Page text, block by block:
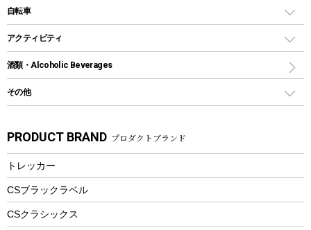
グランドシート
ガイドロープ
ツール
焚き火台&ストーブ
火起こし
バーベキューツール
クッキングツール
ナイフ
カトラリー
マグカップ、カップ
ステンレスボトル
フードボトル
ディズニーボトル
保冷剤
リュック、バックパック
トートバッグ、サコッシュ
ショッピングキャリー
その他アウトドア雑貨
スプレー関係
ツール、他
インフレータブル
カヤック
パドル
ヘルメット
エアーポンプ
アクセサリー
自転車
折りたたみ自転車
スポーツサイクル
シティサイクル
自転車ウェア
アクティビティ
マリン
ラッシュガード
パラソル
フローティングベスト
ヘルメット
エアーポンプ
酒類・Alcoholic Beverages
その他
湯たんぽ
防災用品
PRODUCT BRAND プロダクトブランド
トレッカー
CSブラックラベル
CSクラシックス